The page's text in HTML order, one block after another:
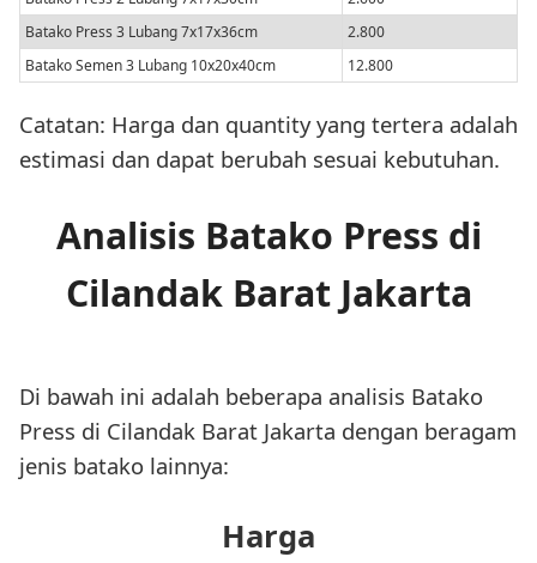
Batako Press 3 Lubang 7x17x36cm
2.800
Batako Semen 3 Lubang 10x20x40cm
12.800
Catatan: Harga dan quantity yang tertera adalah
estimasi dan dapat berubah sesuai kebutuhan.
Analisis Batako Press di
Cilandak Barat Jakarta
Di bawah ini adalah beberapa analisis Batako
Press di Cilandak Barat Jakarta dengan beragam
jenis batako lainnya:
Harga